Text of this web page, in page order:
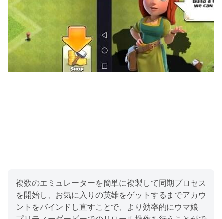
複数のエミュレーターを簡単に複製して同期プロセス
を開始し、お気に入りの英雄をゲットするまでアカウ
ントをバインドし直すことで、より効率的にウマ娘